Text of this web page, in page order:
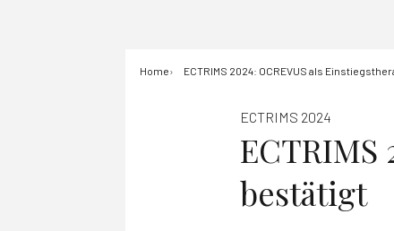
Home ECTRIMS 2024: OCREVUS als
ECTRIMS 2024
ECTRIMS
bestätigt